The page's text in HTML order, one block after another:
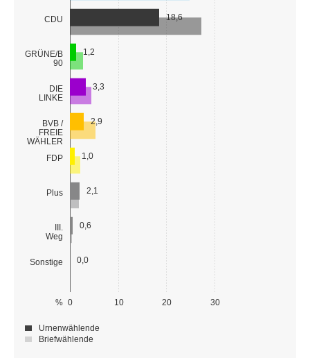
CDU
GRÜNE/B
90
DIE
LINKE
BVB /
FREIE
WÄHLER
FDP
Plus
III.
Weg
Sonstige
0 10 20 30
%
18,6
1,2
3,3
2,9
1,0
2,1
0,6
0,0
Urnenwählende
Briefwählende